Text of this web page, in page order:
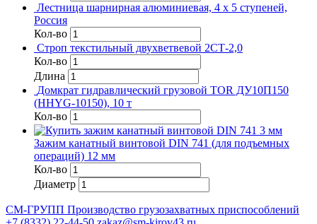
Лестница шарнирная алюминиевая, 4 х 5 ступеней,
Россия
Кол-во
Строп текстильный двухветвевой 2СТ-2,0
Кол-во
Длина
Домкрат гидравлический грузовой TOR ДУ10П150
(HHYG-10150), 10 т
Кол-во
Зажим канатный винтовой DIN 741 (для подъемных
операций) 12 мм
Кол-во
Диаметр
СМ-ГРУПП Производство грузозахватных приспособлений